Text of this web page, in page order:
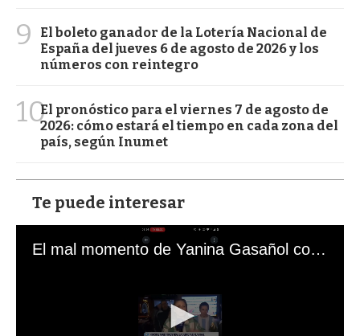
9
El boleto ganador de la Lotería Nacional de
España del jueves 6 de agosto de 2026 y los
números con reintegro
10El pronóstico para el viernes 7 de agosto de
2026: cómo estará el tiempo en cada zona del
país, según Inumet
Te puede interesar
El mal momento de Yanina Gasañol con un hincha argentino en "Subrayado"